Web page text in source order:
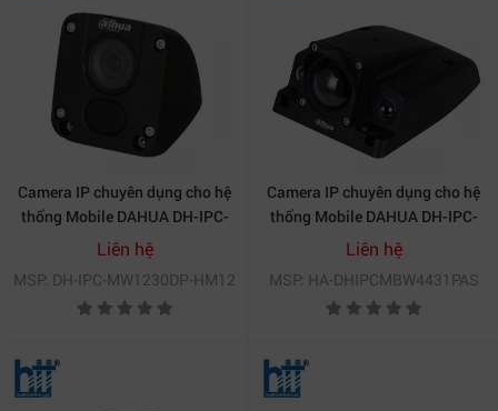
Camera IP chuyên dụng cho hệ
thống Mobile DAHUA DH-IPC-
MW1230DP-HM12
Liên hệ
MSP: DH-IPC-MW1230DP-HM12
Camera IP chuyên dụng cho hệ
thống Mobile DAHUA DH-IPC-
MBW4431P-AS
Liên hệ
MSP: HA-DHIPCMBW4431PAS